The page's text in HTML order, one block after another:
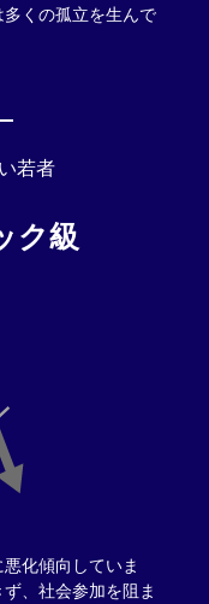
くの孤立を生んで
若者
ク級
化傾向していま
、社会参加を阻ま